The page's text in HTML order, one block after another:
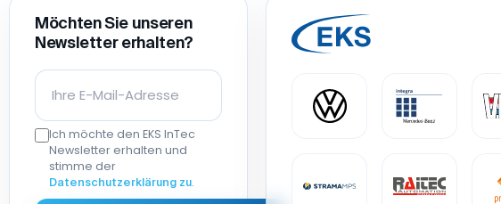
Möchten Sie unseren
Newsletter erhalten?
Ich möchte den EKS InTec
Newsletter erhalten und
stimme der
Datenschutzerklärung zu.